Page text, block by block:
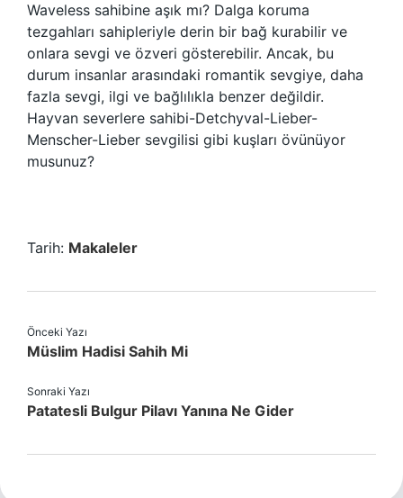
Waveless sahibine aşık mı? Dalga koruma
tezgahları sahipleriyle derin bir bağ kurabilir ve
onlara sevgi ve özveri gösterebilir. Ancak, bu
durum insanlar arasındaki romantik sevgiye, daha
fazla sevgi, ilgi ve bağlılıkla benzer değildir.
Hayvan severlere sahibi-Detchyval-Lieber-
Menscher-Lieber sevgilisi gibi kuşları övünüyor
musunuz?
Tarih: Makaleler
Önceki Yazı
Müslim Hadisi Sahih Mi
Sonraki Yazı
Patatesli Bulgur Pilavı Yanına Ne Gider